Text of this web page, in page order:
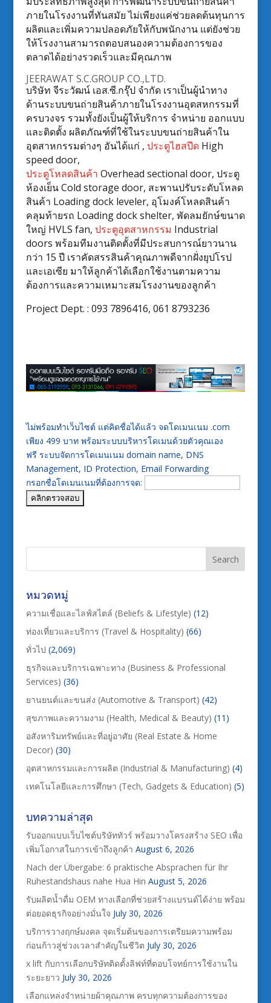
ภายในโรงงานที่ทันสมัย ไม่เพียงแค่ช่วยลดต้นทุนการ
ผลิตและเพิ่มความปลอดภัยให้กับพนักงาน แต่ยังช่วย
ให้โรงงานสามารถตอบสนองความต้องการของ
ตลาดได้อย่างรวดเร็วและมีคุณภาพ
JEERAWAT S.C.GROUP CO.,LTD.
บริษัท จีระวัฒน์ เอส.ซี.กรุ๊ป จำกัด เราเป็นผู้นำทาง
ด้านระบบขนถ่ายสินค้าภายในโรงงานอุตสหกรรมที่
ครบวงจร รวมทั้งยังเป็นผู้ให้บริการ จำหน่าย ออกแบบ
และติดตั้ง ผลิตภัณฑ์ที่ใช้ในระบบขนถ่ายสินค้าใน
อุตสาหกรรมต่างๆ อันได้แก่ , ประตูไฮสปีดHigh
speed door,
ประตูโหลดสินค้า Overhead sectional door, ประตู
ห้องเย็น Cold storage door, สะพานปรับระดับโหลด
สินค้า Loading dock leveler, อุโมงค์โหลดสินค้า
คลุมท้ายรถ Loading dock shelter, พัดลมยักษ์ขนาด
ใหญ่ HVLS fan, ประตูอุตสาหกรรม Industrial
doors พร้อมทีมงานติดตั้งที่มีประสบการณ์ยาวนาน
กว่า 15 ปี เราคัดสรรสินค้าคุณภาพดีจากฝั่งยุปโรป
และเอเซีย มาให้ลูกค้าได้เลือกใช้งานตามความ
ต้องการและความเหมาะสมโรงงานของลูกค้า
Project Dept. : 093 7896416, 061 8793236
ไม่พร้อมทำเว็บไซต์ แต่คิดชื่อได้แล้ว จดโดเมนเนม .com
เพียง 499 บาท พร้อมระบบบริหารโดเมนด้วยตัวคุณเอง
ฟรี ระบบจัดการโดเมนเนม domain name, DNS
Management, ID Protection, Email Forwarding
กรอกชื่อโดเมนเนมที่ต้องการจด:
หมวดหมู่
ความเชื่อและไลฟ์สไตล์ (Beliefs & Lifestyle) (12)
ท่องเที่ยวและบริการ (Travel & Hospitality) (66)
ทั่วไป (2,069)
ธุรกิจและบริการเฉพาะทาง (Business & Professional
Services) (36)
ยานยนต์และขนส่ง (Automotive & Transport) (42)
สุขภาพและความงาม (Health, Medical & Beauty) (11)
อสังหาริมทรัพย์และที่อยู่อาศัย (Real Estate & Home
Decor) (30)
อุตสาหกรรมและการผลิต (Industrial & Manufacturing) (4)
เทคโนโลยีและการศึกษา (Tech, Gadgets & Education) (5)
บทความล่าสุด
รับออกแบบเว็บไซต์บริษัททัวร์ พร้อมวางโครงสร้าง SEO เพื่อ
เพิ่มโอกาสในการเข้าถึงลูกค้า August 6, 2026
Nach der Übergabe: 6 praktische Absprachen für Ihr
Ruhestandshaus nahe Hua Hin August 5, 2026
รับผลิตน้ำดื่ม OEM ทางเลือกที่ช่วยสร้างแบรนด์ได้ง่าย พร้อม
ต่อยอดธุรกิจอย่างมั่นใจ July 30, 2026
บริการวางฤกษ์มงคล จุดเริ่มต้นของการเตรียมความพร้อม
ก่อนก้าวสู่ช่วงเวลาสำคัญในชีวิต July 30, 2026
x lift กับการเลือกบริษัทติดตั้งลิฟท์ที่ตอบโจทย์การใช้งานใน
ระยะยาว July 30, 2026
เลือกแหล่งจำหน่ายผ้าคุณภาพ ครบทุกความต้องการของ